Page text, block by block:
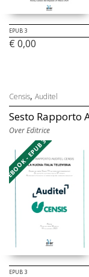
EPUB 3
€ 0,00
Censis, Auditel
Sesto Rapporto
Over Editrice
EBOOK - EPUB 3
EPUB 3